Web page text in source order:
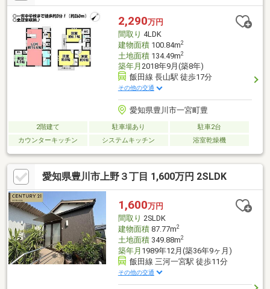
2,290万円
間取り 4LDK
建物面積100.84m2
土地面積134.49m2
築年月 2018年9月(築8年)
飯田線 長山駅 徒歩17分
その他の交通
愛知県豊川市一宮町豊
2階建て 駐車場あり
駐車2台
カウンターキッチン
システムキッチン 浴室乾燥機
愛知県豊川市上野３丁目 1,600万円 2SLDK
1,600万円
間取り 2SLDK
建物面積87.77m2
土地面積349.88m2
築年月 1989年12月(築36年9ヶ月)
飯田線 三河一宮駅 徒歩11分
その他の交通